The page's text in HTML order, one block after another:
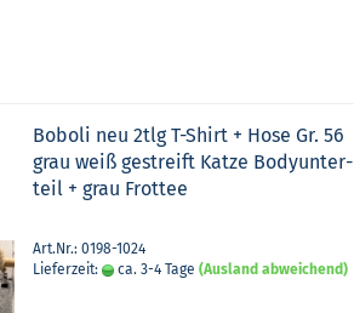
Bobo­li neu 2tlg T-​Shirt + Hose Gr. 56
grau weiß ge­streift Katze Bo­dy­un­ter­
teil + grau Frot­tee
Art.Nr.: 0198-1024
Lieferzeit:
ca. 3-4 Tage (Ausland abweichend)